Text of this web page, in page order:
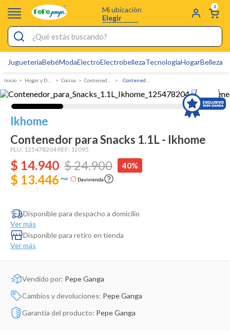
Mi ubicación
Elegir
0
¿Qué estás buscando?
JugueteriaBebéModaElectroElectrobellezaTecnologíaHogarBelleza
Hogar y Decoracion Cocina Contenedores y Recipientes
Ikhome
Contenedor para Snacks 1.1L - Ikhome
PLU: 125478204 REF: 12095
$ 14.940 $24.900 40%
$ 13.446 Davivienda
Disponible para despacho a domicilio
Ver más
Disponible para retiro en tienda
Ver más
Vendido por: Pepe Ganga
Cambios y devoluciones: Pepe Ganga
Garantía del producto: Pepe Ganga
Pijamas
Electro
Figuras Toy Story
Carters
Cartas Pokemon
Silla Mecedora Bebé
Cuna Colecho
Dinosaurio Juguete